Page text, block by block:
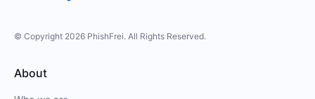
© Copyright 2026 PhishFrei. All Rights Reserved.
About